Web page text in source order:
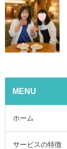
MENU
ホーム
サービスの特徴